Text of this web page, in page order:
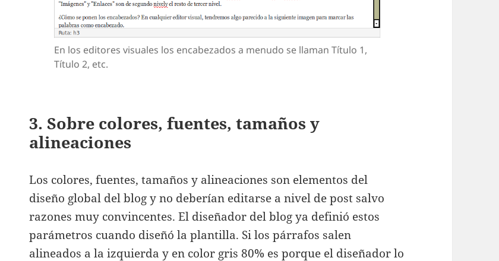
En los editores visuales los encabezados a menudo se llaman Título 1,
Título 2, etc.
3. Sobre colores, fuentes, tamaños y
alineaciones
Los colores, fuentes, tamaños y alineaciones son elementos del
diseño global del blog y no deberían editarse a nivel de post salvo
razones muy convincentes. El diseñador del blog ya definió estos
parámetros cuando diseñó la plantilla. Si los párrafos salen
alineados a la izquierda y en color gris 80% es porque el diseñador lo